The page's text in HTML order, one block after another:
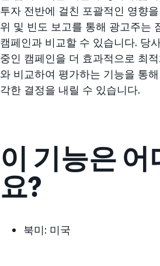
투자 전반에 걸친 포괄적인 영향
위 및 빈도 보고를 통해 광고주는
캠페인과 비교할 수 있습니다. 당
중인 캠페인을 더 효과적으로 최
와 비교하여 평가하는 기능을 통
각한 결정을 내릴 수 있습니다.
이 기능은
요?
북미: 미국